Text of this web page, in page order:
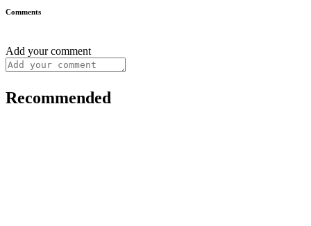
Comments
Add your comment
Recommended